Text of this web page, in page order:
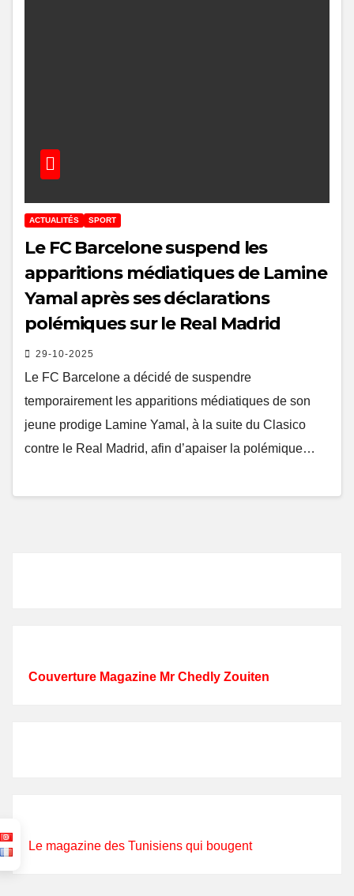
ACTUALITÉS SPORT
Le FC Barcelone suspend les
apparitions médiatiques de Lamine
Yamal après ses déclarations
polémiques sur le Real Madrid
29-10-2025
Le FC Barcelone a décidé de suspendre
temporairement les apparitions médiatiques de son
jeune prodige Lamine Yamal, à la suite du Clasico
contre le Real Madrid, afin d’apaiser la polémique…
Couverture Magazine Mr Chedly Zouiten
Le magazine des Tunisiens qui bougent